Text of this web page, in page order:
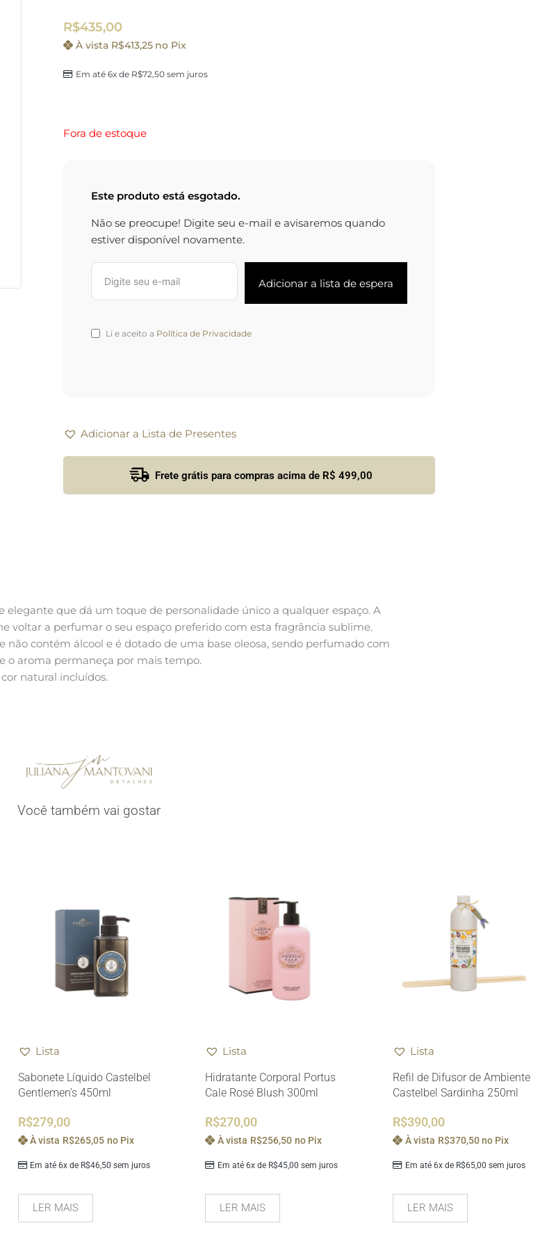
R$435,00
Em até 6x de R$72,50sem juros
À vista R$413,25 no Pix
Fora de estoque
Este produto está esgotado.
Não se preocupe! Digite seu e-mail e avisaremos quando
estiver disponível novamente.
Li e aceito a Política de Privacidade
Adicionar a Lista de Presentes
Frete grátis para compras acima de R$ 499,00
que dá um toque de personalidade único a qualquer espaço. A
voltar a perfumar o seu espaço preferido com esta fragrância sublime.
contém álcool e é dotado de uma base oleosa, sendo perfumado com
o aroma permaneça por mais tempo.
natural incluídos.
Você também vai gostar
Lista
Sabonete Líquido Castelbel
Gentlemen’s 450ml
R$279,00
Em até 6x de R$46,50 sem juros
À vista R$265,05 no Pix
LER MAIS
Lista
Hidratante Corporal Portus
Cale Rosé Blush 300ml
R$270,00
Em até 6x de R$45,00 sem juros
À vista R$256,50 no Pix
LER MAIS
Lista
Refil de Difusor de Ambiente
Castelbel Sardinha 250ml
R$390,00
Em até 6x de R$65,00 sem juros
À vista R$370,50 no Pix
LER MAIS